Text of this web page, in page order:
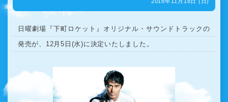
日曜劇場『下町ロケット』オリジナル・サウンドトラックの
発売が、12月5日(水)に決定いたしました。